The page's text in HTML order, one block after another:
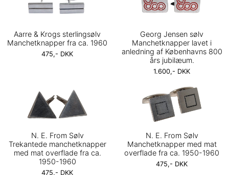
Aarre & Krogs sterlingsølv
Manchetknapper fra ca. 1960
475,- DKK
Georg Jensen sølv
Manchetknapper lavet i
anledning af Københavns 800
års jubilæum.
1.600,- DKK
N. E. From Sølv
Trekantede manchetknapper
med mat overflade fra ca.
1950-1960
475,- DKK
N. E. From Sølv
Manchetknapper med mat
overflade fra ca. 1950-1960
475,- DKK